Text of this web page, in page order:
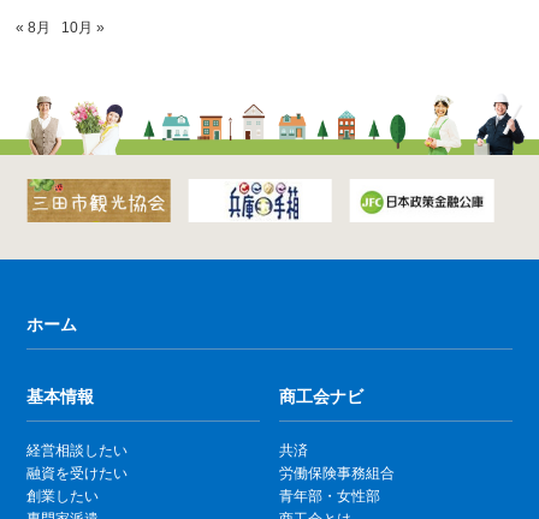
« 8月 10月 »
ホーム
基本情報
経営相談したい
融資を受けたい
創業したい
商工会ナビ
共済
労働保険事務組合
青年部・女性部